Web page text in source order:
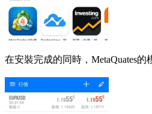
在安裝完成的同時，MetaQuates的